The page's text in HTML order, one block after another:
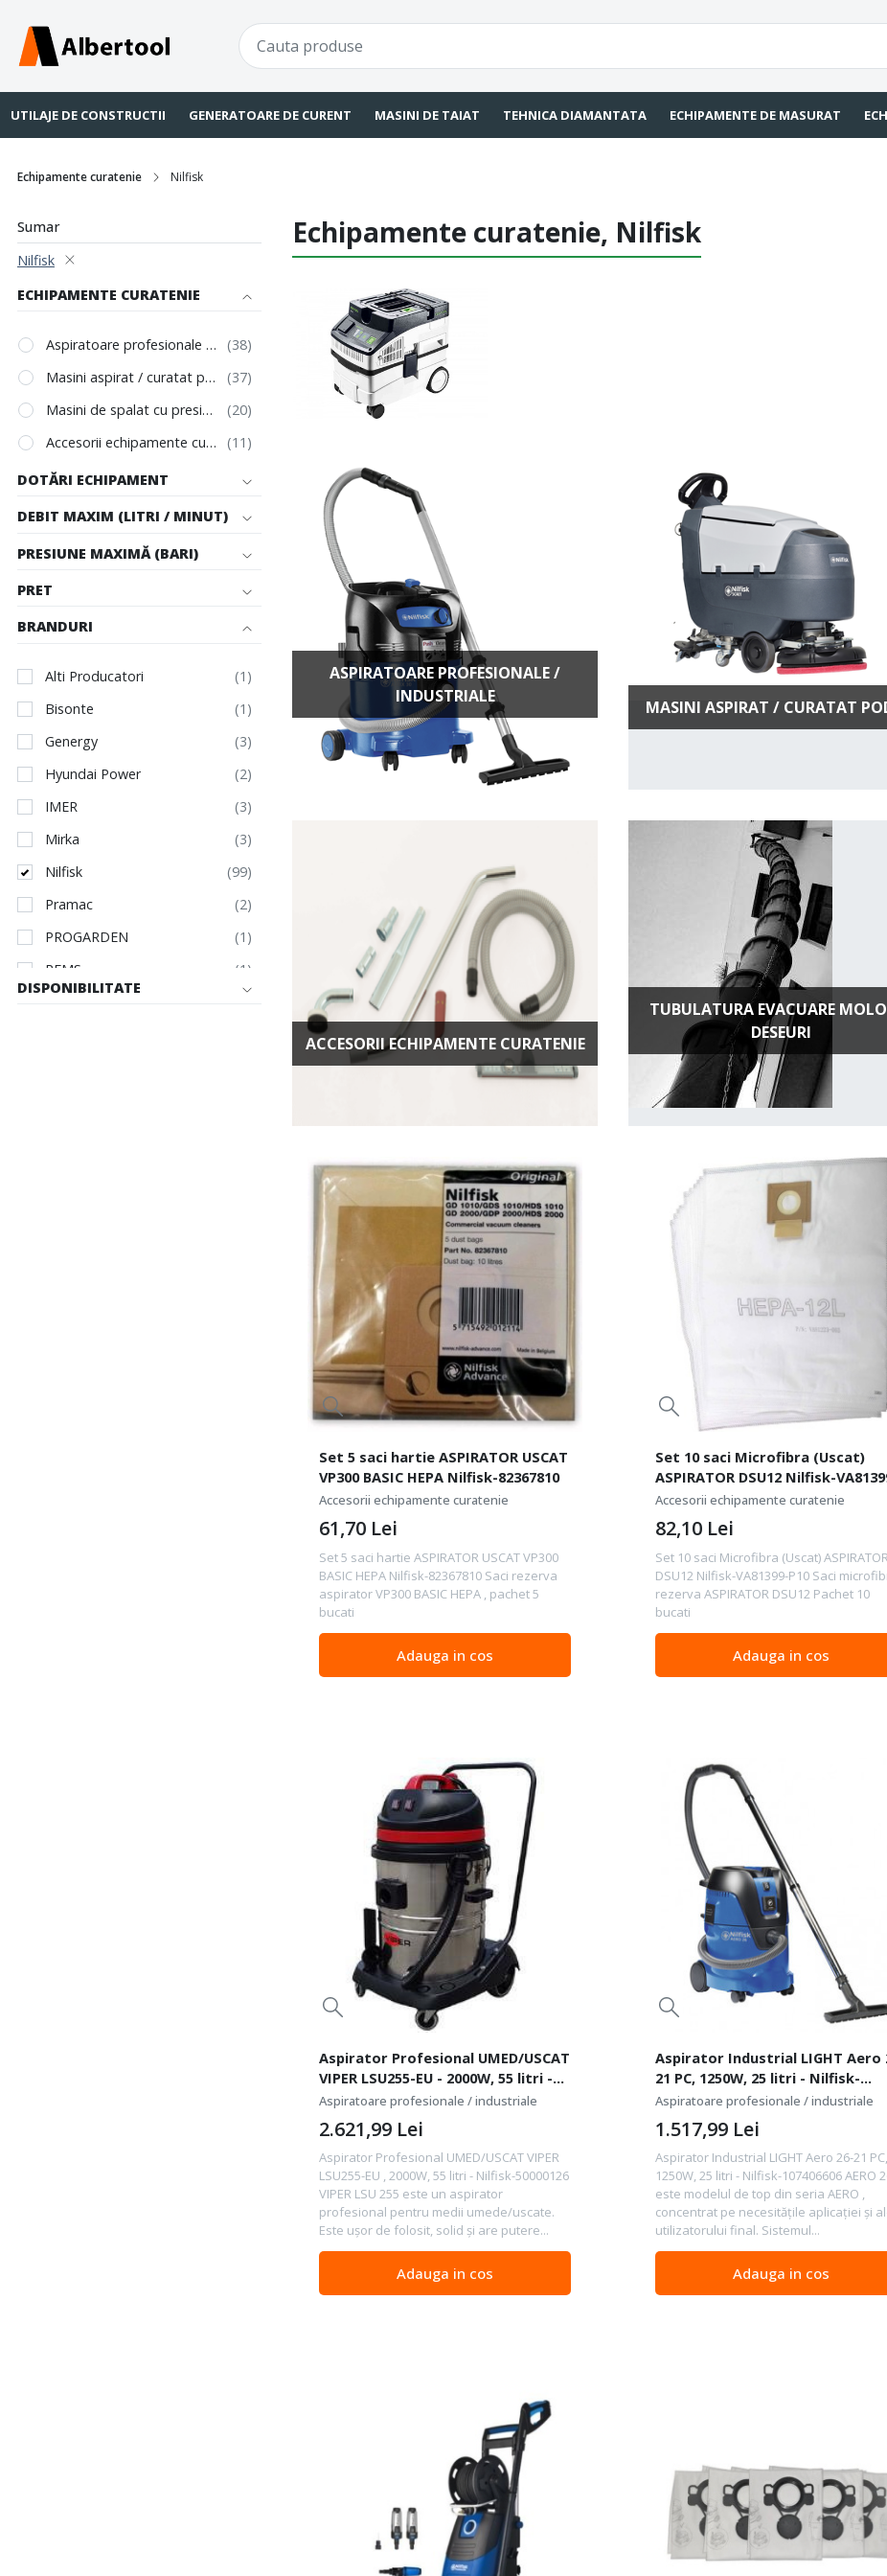
UTILAJE DE CONSTRUCTII GENERATOARE DE CURENT MASINI DE TAIAT TEHNICA DIAMANTATA ECHIPAMENTE DE MASURAT
Echipamente curatenie Nilfisk
Sumar
Nilfisk
ECHIPAMENTE CURATENIE
Aspiratoare profesionale / industriale
Masini aspirat / curatat podele
Masini de spalat cu presiune
Accesorii echipamente curatenie
DOTĂRI ECHIPAMENT
DEBIT MAXIM (LITRI / MINUT)
PRESIUNE MAXIMĂ (BARI)
PRET
BRANDURI
Alti Producatori
Bisonte
Genergy
Hyundai Power
IMER
Mirka
Nilfisk
Pramac
PROGARDEN
REMS
DISPONIBILITATE
Echipamente curatenie, Nilfisk
ASPIRATOARE PROFESIONALE /
INDUSTRIALE
MASINI ASPIRAT / CURATAT
ACCESORII ECHIPAMENTE CURATENIE
TUBULATURA EVACUARE
DESEURI
Set 5 saci hartie ASPIRATOR USCAT
VP300 BASIC HEPA Nilfisk-82367810
Accesorii echipamente curatenie
Set 5 saci hartie ASPIRATOR USCAT VP300
BASIC HEPA Nilfisk-82367810 Saci rezerva
aspirator VP300 BASIC HEPA , pachet 5
bucati
61,70 Lei
Adauga in cos
Set 10 saci Microfibra (Uscat)
ASPIRATOR DSU12 Nilfisk-
P10
Accesorii echipamente curatenie
Set 10 saci Microfibra (Uscat)
DSU12 Nilfisk-VA81399-P10 Saci
rezerva ASPIRATOR DSU12 Pachet 10
bucati
82,10 Lei
Adauga in cos
Aspirator Profesional UMED/USCAT
VIPER LSU255-EU - 2000W, 55 litri -
Nilfisk-50000126
Aspiratoare profesionale / industriale
Aspirator Profesional UMED/USCAT VIPER
LSU255-EU , 2000W, 55 litri - Nilfisk-50000126
VIPER LSU 255 este un aspirator
profesional pentru medii umede/uscate.
Este uşor de folosit, solid şi are putere...
2.621,99 Lei
Adauga in cos
Aspirator Industrial LIGHT Aero
21 PC, 1250W, 25 litri - Nilfisk-
107406606
Aspiratoare profesionale / industriale
Aspirator Industrial LIGHT Aero 26-21 PC,
1250W, 25 litri - Nilfisk-107406606 AERO
este modelul de top din seria AERO ,
concentrat pe necesităţile aplicaţiei şi
utilizatorului final. Sistemul...
1.517,99 Lei
Adauga in cos